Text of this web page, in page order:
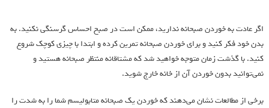
اگر عادت به خوردن صبحانه ندارید، ممکن است در صبح احساس گرسنگی نکنید. به
بدن خود فکر کنید و برای خوردن صبحانه تمرین کرده و ابتدا با چیزی کوچک شروع
کنید. با گذشت زمان متوجه خواهید شد که مشتاقانه منتظر صبحانه هستید و
نمی‌توانید بدون خوردن آن از خانه خارج شوید.
برخی از مطالعات نشان می‌دهند که خوردن یک صبحانه متابولیسم شما را به شدت را